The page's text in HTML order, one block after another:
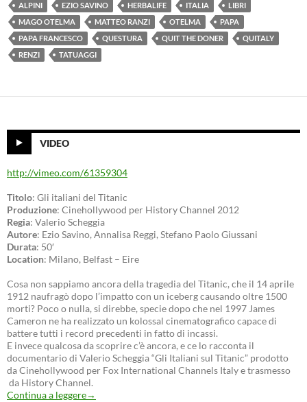
ALPINI EZIO SAVINO HERBALIFE ITALIA
LIBRI
MAGO OTELMA
MATTEO RANZI OTELMA
PAPA
PAPA FRANCESCO
QUESTURA QUIT THE DONER
QUITALY
RENZI
TATUAGGI
VIDEO
http://vimeo.com/61359304
Titolo: Gli italiani del Titanic
Produzione: Cinehollywood per History Channel 2012
Regia: Valerio Scheggia
Autore: Ezio Savino, Annalisa Reggi, Stefano Paolo Giussani
Durata: 50′
Location: Milano, Belfast – Eire
Cosa non sappiamo ancora della tragedia del Titanic, che il 14 aprile
1912 naufragò dopo l’impatto con un iceberg causando oltre 1500
morti? Poco o nulla, si direbbe, specie dopo che nel 1997 James
Cameron ne ha realizzato un kolossal cinematografico capace di
battere tutti i record precedenti in fatto di incassi.
E invece qualcosa da scoprire c’è ancora, e ce lo racconta il
documentario di Valerio Scheggia “Gli Italiani sul Titanic” prodotto
da Cinehollywood per Fox International Channels Italy e trasmesso
da History Channel.
Continua a leggere→